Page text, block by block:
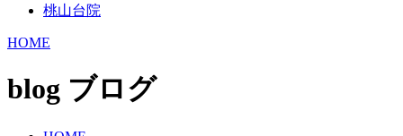
桃山台院
HOME
blog ブログ